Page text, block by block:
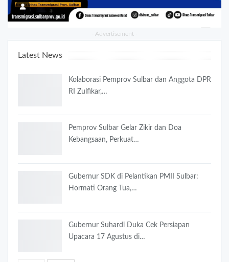
- Advertisement -
Latest News
Kolaborasi Pemprov Sulbar dan Anggota DPR
RI Zulfikar,…
Pemprov Sulbar Gelar Zikir dan Doa
Kebangsaan, Perkuat…
Gubernur SDK di Pelantikan PMII Sulbar:
Hormati Orang Tua,…
Gubernur Suhardi Duka Cek Persiapan
Upacara 17 Agustus di…